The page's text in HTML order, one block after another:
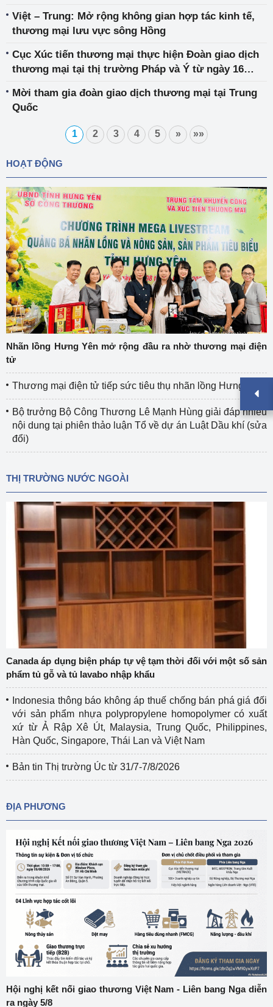
Việt – Trung: Mở rộng không gian hợp tác kinh tế,
thương mại lưu vực sông Hồng
Cục Xúc tiến thương mại thực hiện Đoàn giao dịch
thương mại tại thị trường Pháp và Ý từ ngày 16
Mời tham gia đoàn giao dịch thương mại tại Trung
Quốc
1 2 3 4 5 » »»
HOẠT ĐỘNG
Nhãn lồng Hưng Yên mở rộng đầu ra nhờ thương mại điện
tử
Thương mại điện tử tiếp sức tiêu thụ nhãn lồng Hưng Yên
Bộ trưởng Bộ Công Thương Lê Mạnh Hùng giải đáp nhiều
nội dung tại phiên thảo luận Tổ về dự án Luật Dầu khí (sửa
đổi)
THỊ TRƯỜNG NƯỚC NGOÀI
Canada áp dụng biện pháp tự vệ tạm thời đối với một số sản
phẩm tủ gỗ và tủ lavabo nhập khẩu
Indonesia thông báo không áp thuế chống bán phá giá đối
với sản phẩm nhựa polypropylene homopolymer có xuất
xứ từ Ả Rập Xê Út, Malaysia, Trung Quốc, Philippines,
Hàn Quốc, Singapore, Thái Lan và Việt Nam
Bản tin Thị trường Úc từ 31/7-7/8/2026
ĐỊA PHƯƠNG
Hội nghị kết nối giao thương Việt Nam - Liên bang Nga diễn
ra ngày 5/8